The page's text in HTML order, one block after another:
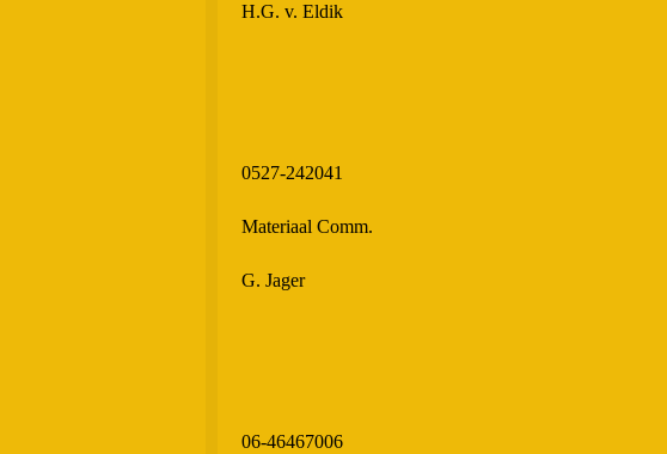
H.G. v. Eldik
0527-242041
Materiaal Comm.
G. Jager
06-46467006